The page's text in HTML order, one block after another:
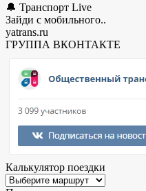
🔔 Транспорт Live
Зайди с мобильного..
yatrans.ru
ГРУППА ВКОНТАКТЕ
Калькулятор поездки